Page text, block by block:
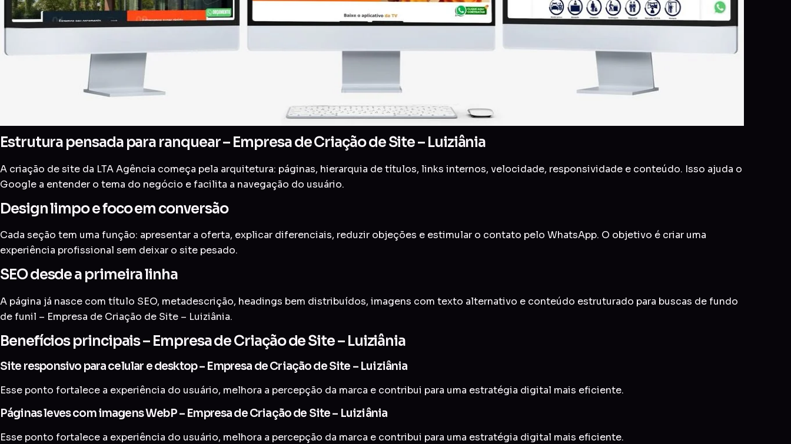
Estrutura pensada para ranquear – Empresa de Criação de Site – Luiziânia
A criação de site da LTA Agência começa pela arquitetura: páginas, hierarquia de títulos, links internos, velocidade, responsividade e conteúdo. Isso ajuda o
Google a entender o tema do negócio e facilita a navegação do usuário.
Design limpo e foco em conversão
Cada seção tem uma função: apresentar a oferta, explicar diferenciais, reduzir objeções e estimular o contato pelo WhatsApp. O objetivo é criar uma
experiência profissional sem deixar o site pesado.
SEO desde a primeira linha
A página já nasce com título SEO, metadescrição, headings bem distribuídos, imagens com texto alternativo e conteúdo estruturado para buscas de fundo
de funil – Empresa de Criação de Site – Luiziânia.
Benefícios principais – Empresa de Criação de Site – Luiziânia
Site responsivo para celular e desktop – Empresa de Criação de Site – Luiziânia
Esse ponto fortalece a experiência do usuário, melhora a percepção da marca e contribui para uma estratégia digital mais eficiente.
Páginas leves com imagens WebP – Empresa de Criação de Site – Luiziânia
Esse ponto fortalece a experiência do usuário, melhora a percepção da marca e contribui para uma estratégia digital mais eficiente.